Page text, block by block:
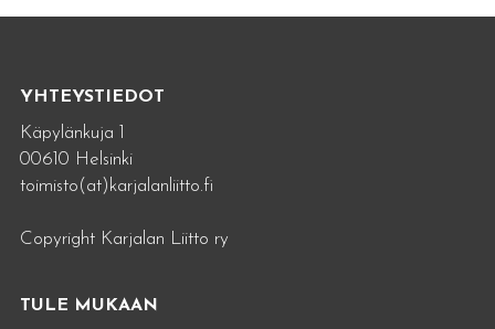
YHTEYSTIEDOT
Käpylänkuja 1
00610 Helsinki
toimisto(at)karjalanliitto.fi
Copyright Karjalan Liitto ry
TULE MUKAAN